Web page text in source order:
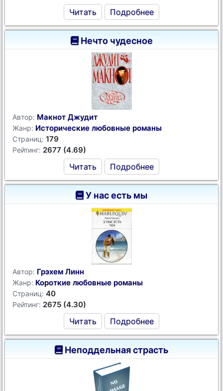
Читать Подробнее
Нечто чудесное
Автор: Макнот Джудит
Жанр: Исторические любовные романы
Страниц: 179
Рейтинг: 2677 (4.69)
Читать Подробнее
У нас есть мы
Автор: Грэхем Линн
Жанр: Короткие любовные романы
Страниц: 40
Рейтинг: 2675 (4.30)
Читать Подробнее
Неподдельная страсть